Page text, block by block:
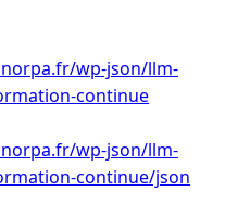
wp-json/llm-
continue
wp-json/llm-
continue/json